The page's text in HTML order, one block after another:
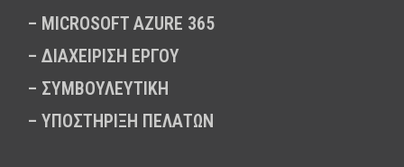
– MICROSOFT AZURE 365
– ΔΙΑΧΕΙΡΙΣΗ ΕΡΓΟΥ
– ΣΥΜΒΟΥΛΕΥΤΙΚΗ
– ΥΠΟΣΤΗΡΙΞΗ ΠΕΛΑΤΩΝ